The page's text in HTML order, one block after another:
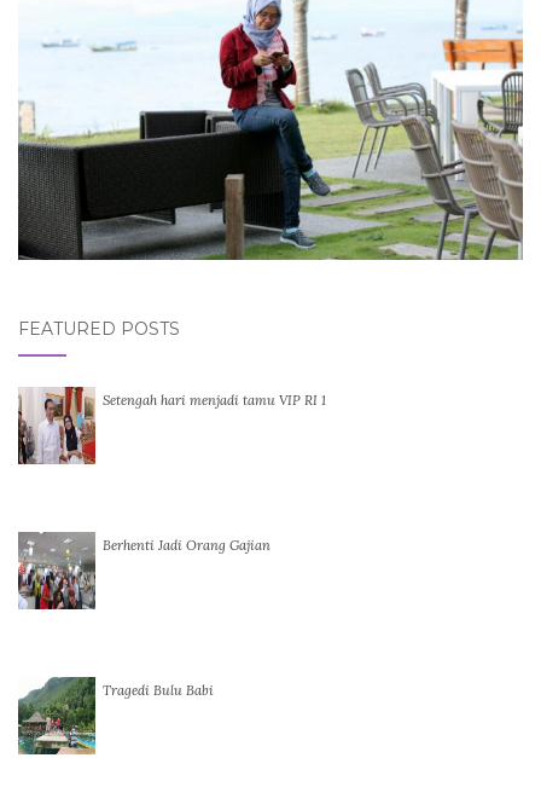
FEATURED POSTS
Setengah hari menjadi tamu VIP RI 1
Berhenti Jadi Orang Gajian
Tragedi Bulu Babi